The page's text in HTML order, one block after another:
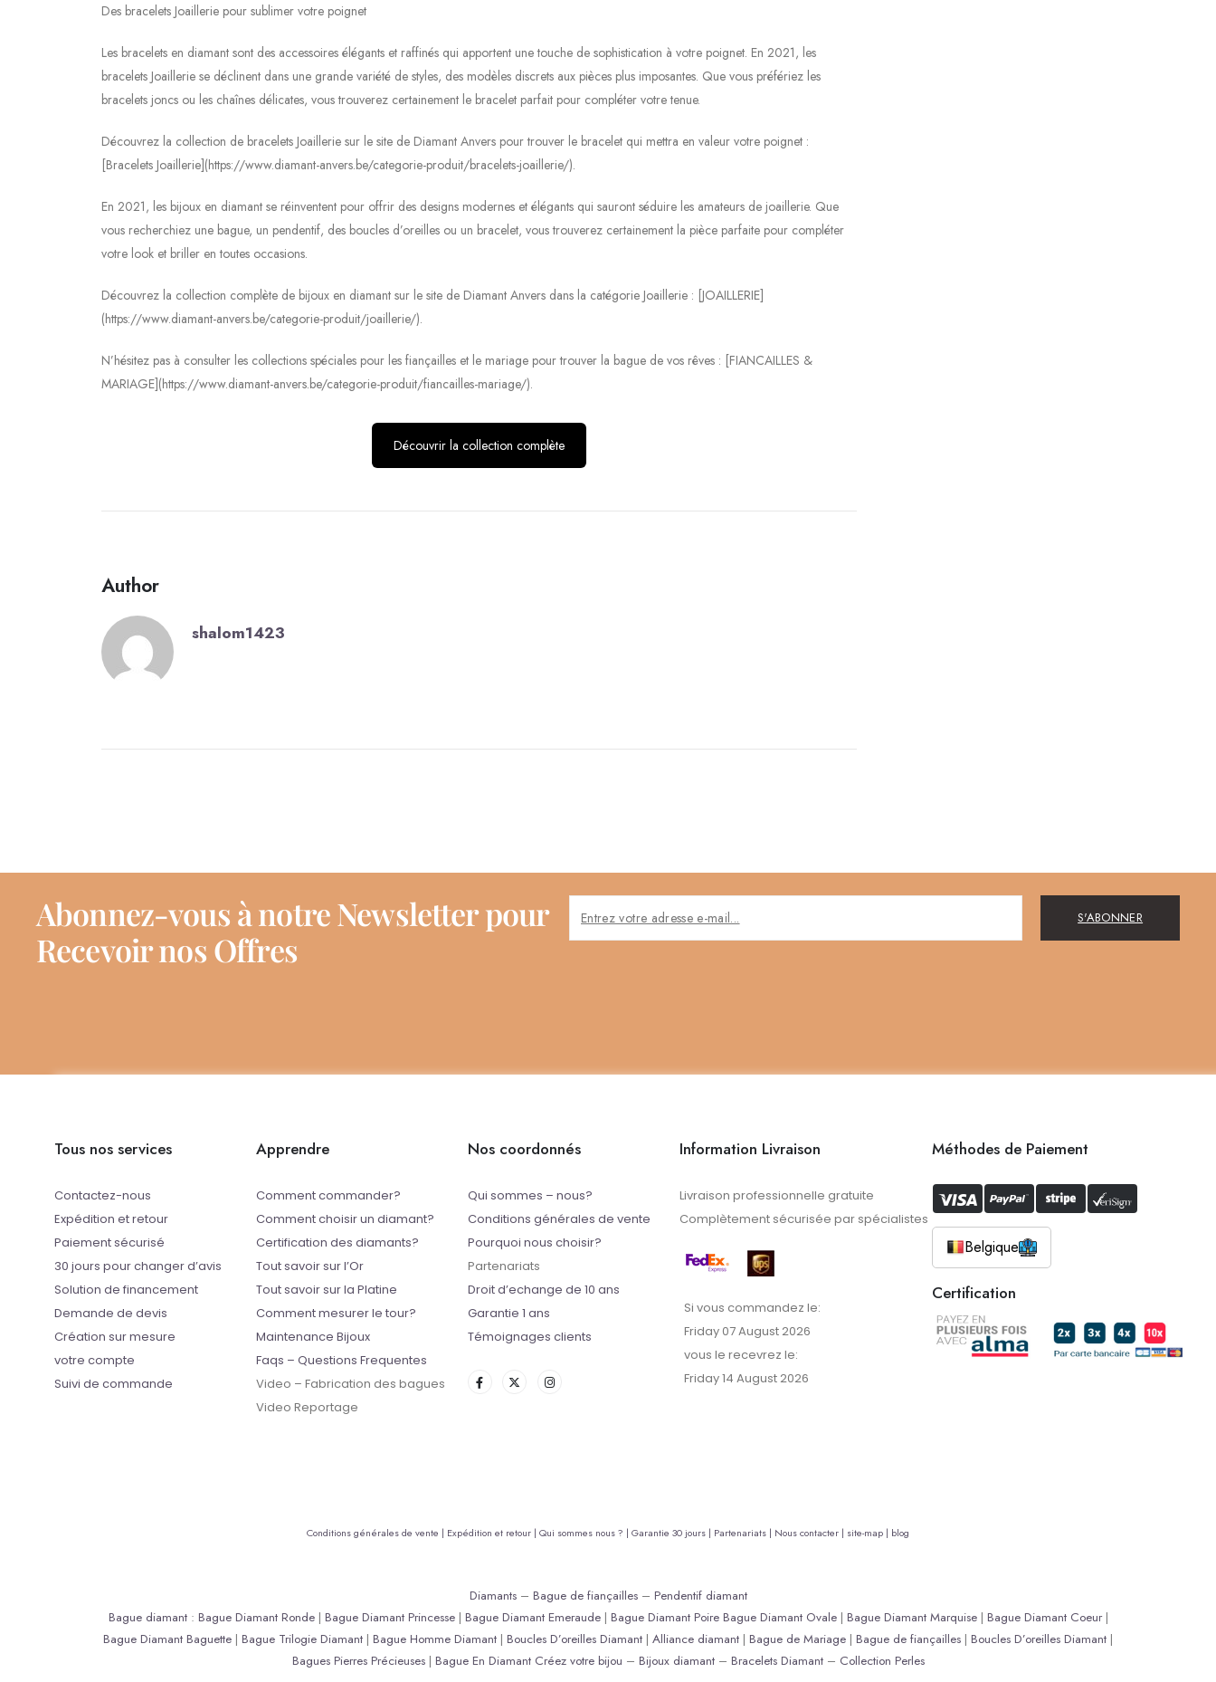
Des bracelets Joaillerie pour sublimer votre poignet
Les bracelets en diamant sont des accessoires élégants et raffinés qui apportent une touche de sophistication à votre poignet. En 2021, les
bracelets Joaillerie se déclinent dans une grande variété de styles, des modèles discrets aux pièces plus imposantes. Que vous préfériez les
bracelets joncs ou les chaînes délicates, vous trouverez certainement le bracelet parfait pour compléter votre tenue.
Découvrez la collection de bracelets Joaillerie sur le site de Diamant Anvers pour trouver le bracelet qui mettra en valeur votre poignet :
[Bracelets Joaillerie](https://www.diamant-anvers.be/categorie-produit/bracelets-joaillerie/).
En 2021, les bijoux en diamant se réinventent pour offrir des designs modernes et élégants qui sauront séduire les amateurs de joaillerie. Que
vous recherchiez une bague, un pendentif, des boucles d’oreilles ou un bracelet, vous trouverez certainement la pièce parfaite pour compléter
votre look et briller en toutes occasions.
Découvrez la collection complète de bijoux en diamant sur le site de Diamant Anvers dans la catégorie Joaillerie : [JOAILLERIE]
(https://www.diamant-anvers.be/categorie-produit/joaillerie/).
N’hésitez pas à consulter les collections spéciales pour les fiançailles et le mariage pour trouver la bague de vos rêves : [FIANCAILLES &
MARIAGE](https://www.diamant-anvers.be/categorie-produit/fiancailles-mariage/).
Découvrir la collection complète
Author
shalom1423
Abonnez-vous à notre Newsletter pour
Recevoir nos Offres
S'ABONNER
Tous nos services
Contactez-nous
Expédition et retour
Paiement sécurisé
30 jours pour changer d’avis
Solution de financement
Demande de devis
Création sur mesure
votre compte
Suivi de commande
Apprendre
Comment commander?
Comment choisir un diamant?
Certification des diamants?
Tout savoir sur l’Or
Tout savoir sur la Platine
Comment mesurer le tour?
Maintenance Bijoux
Faqs – Questions Frequentes
Video – Fabrication des bagues
Video Reportage
Nos coordonnés
Qui sommes – nous?
Conditions générales de vente
Pourquoi nous choisir?
Partenariats
Droit d’echange de 10 ans
Garantie 1 ans
Témoignages clients
Information Livraison
Livraison professionnelle gratuite
Complètement sécurisée par spécialistes
Si vous commandez le:
Friday 07 August 2026
vous le recevrez le:
Friday 14 August 2026
Méthodes de Paiement
Belgique
Certification
Conditions générales de vente | Expédition et retour | Qui sommes nous ? | Garantie 30 jours | Partenariats | Nous contacter | site-map | blog
Diamants– Bague de fiançailles– Pendentif diamant
Bague diamant: Bague Diamant Ronde| Bague Diamant Princesse| Bague Diamant Emeraude| Bague Diamant Poire Bague Diamant Ovale| Bague Diamant Marquise| Bague Diamant Coeur|
Bague Diamant Baguette | Bague Trilogie Diamant | Bague Homme Diamant | Boucles D’oreilles Diamant | Alliance diamant | Bague de Mariage | Bague de fiançailles | Boucles D’oreilles Diamant |
Bagues Pierres Précieuses| Bague En Diamant Créez votre bijou – Bijoux diamant– Bracelets Diamant– Collection Perles